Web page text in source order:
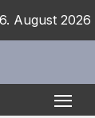
6. August 2026